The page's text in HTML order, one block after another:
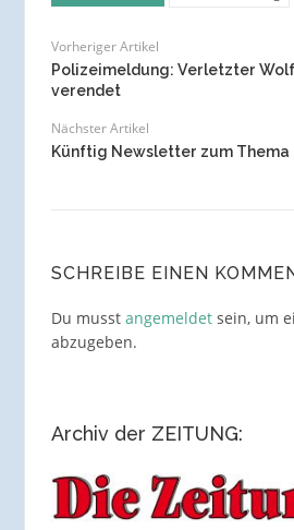
Vorheriger Artikel
Polizeimeldung: Verletzter
verendet
Nächster Artikel
Künftig Newsletter zum Thema
SCHREIBE EINEN
Du musst angemeldetsein, um
abzugeben.
Archiv der ZEITUNG: